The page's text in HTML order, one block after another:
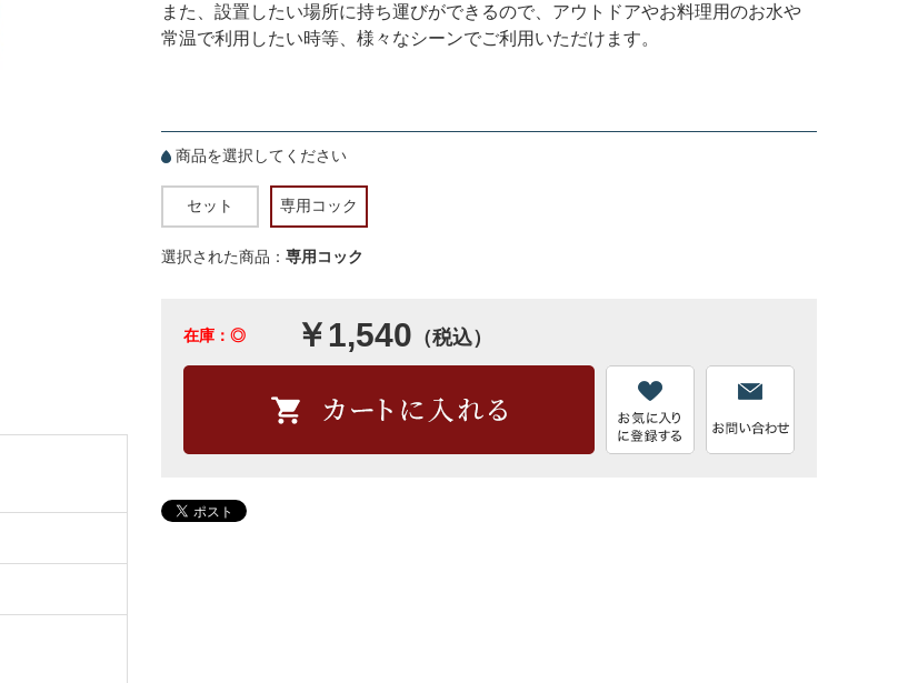
また、設置したい場所に持ち運びができるので、アウトドアやお料理用のお水や
常温で利用したい時等、様々なシーンでご利用いただけます。
商品を選択してください
セット 専用コック
選択された商品： 専用コック
在庫：◎ ￥1,540 （税込）